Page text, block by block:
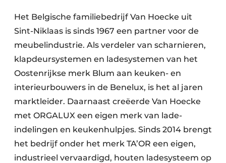
Het Belgische familiebedrijf Van Hoecke uit
Sint-Niklaas is sinds 1967 een partner voor de
meubelindustrie. Als verdeler van scharnieren,
klapdeursystemen en ladesystemen van het
Oostenrijkse merk Blum aan keuken- en
interieurbouwers in de Benelux, is het al jaren
marktleider. Daarnaast creëerde Van Hoecke
met ORGALUX een eigen merk van lade-
indelingen en keukenhulpjes. Sinds 2014 brengt
het bedrijf onder het merk TA’OR een eigen,
industrieel vervaardigd, houten ladesysteem op